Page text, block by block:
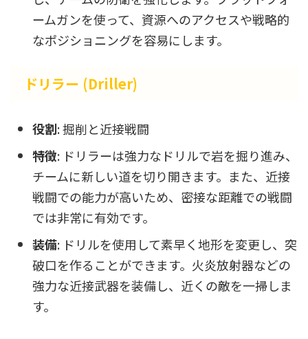
ームガンを使って、資源へのアクセスや戦略的
なポジショニングを容易にします。
ドリラー (Driller)
役割: 掘削と近接戦闘
特徴: ドリラーは強力なドリルで岩を掘り進み、
チームに新しい道を切り開きます。また、近接
戦闘での能力が高いため、密接な距離での戦闘
では非常に有効です。
装備: ドリルを使用して素早く地形を変更し、突
破口を作ることができます。火炎放射器などの
強力な近接武器を装備し、近くの敵を一掃しま
す。